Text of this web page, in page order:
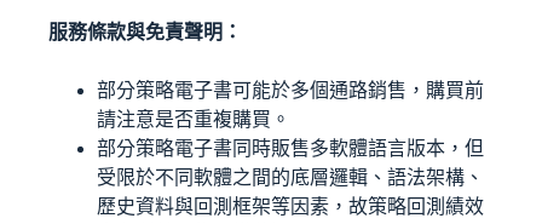
服務條款與免責聲明：
部分策略電子書可能於多個通路銷售，購買前
請注意是否重複購買。
部分策略電子書同時販售多軟體語言版本，但
受限於不同軟體之間的底層邏輯、語法架構、
歷史資料與回測框架等因素，故策略回測績效